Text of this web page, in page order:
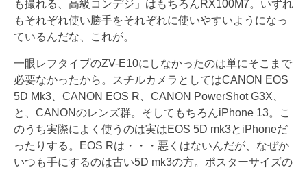
も撮れる、高級コンデジ」はもちろんRX100M7。いずれ
もそれぞれ使い勝手をそれぞれに使いやすいようになっ
ているんだな、これが。
一眼レフタイプのZV-E10にしなかったのは単にそこまで
必要なかったから。スチルカメラとしてはCANON EOS
5D Mk3、CANON EOS R、CANON PowerShot G3X、
と、CANONのレンズ群。そしてもちろんiPhone 13。こ
のうち実際によく使うのは実はEOS 5D mk3とiPhoneだ
ったりする。EOS Rは・・・悪くはないんだが、なぜか
いつも手にするのは古い5D mk3の方。ポスターサイズの